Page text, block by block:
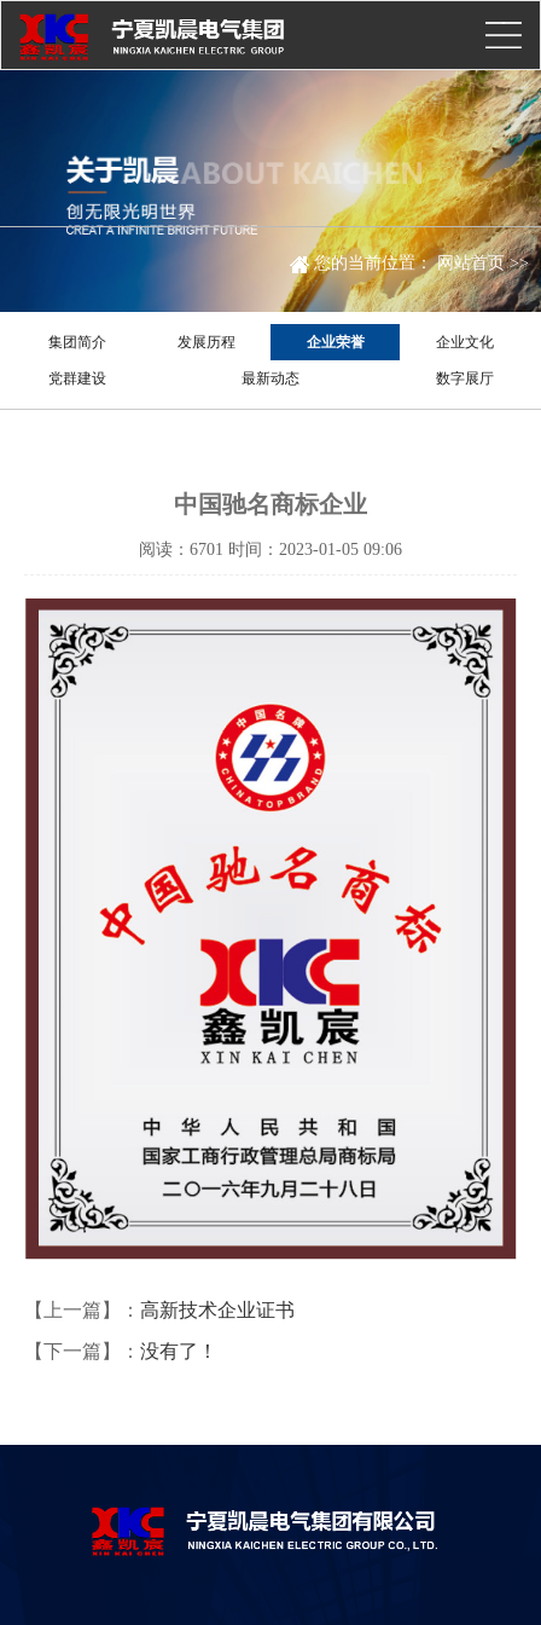
您的当前位置：网站首页>>
集团简介 发展历程 企业荣誉 企业文化
党群建设 最新动态 数字展厅
中国驰名商标企业
阅读：6701 时间：2023-01-05 09:06
【上一篇】： 高新技术企业证书
【下一篇】： 没有了！